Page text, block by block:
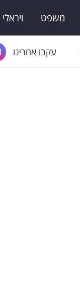
משפט ויראלי
עקבו אחרינו